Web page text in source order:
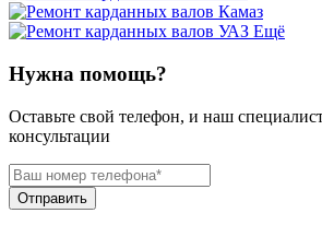
Ещё
Нужна помощь?
Оставьте свой телефон, и наш
консультации
Отправить